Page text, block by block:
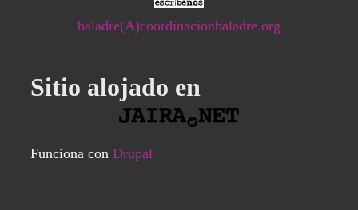
baladre(A)coordinacionbaladre.org
Sitio alojado en
Funciona con Drupal